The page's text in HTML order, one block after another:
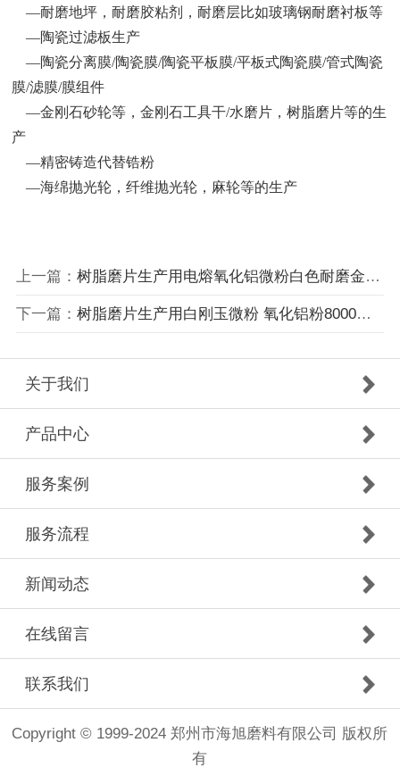
—耐磨地坪，耐磨胶粘剂，耐磨层比如玻璃钢耐磨衬板等
—陶瓷过滤板生产
—陶瓷分离膜/陶瓷膜/陶瓷平板膜/平板式陶瓷膜/管式陶瓷
膜/滤膜/膜组件
—金刚石砂轮等，金刚石工具干/水磨片，树脂磨片等的生
产
—精密铸造代替锆粉
—海绵抛光轮，纤维抛光轮，麻轮等的生产
上一篇： 树脂磨片生产用电熔氧化铝微粉白色耐磨金刚砂微粉1200目
下一篇： 树脂磨片生产用白刚玉微粉 氧化铝粉8000目 10000目
关于我们
产品中心
服务案例
服务流程
新闻动态
在线留言
联系我们
Copyright © 1999-2024 郑州市海旭磨料有限公司 版权所
有